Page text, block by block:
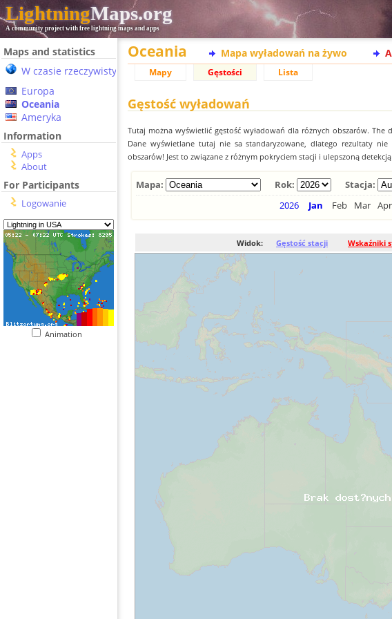
LightningMaps.org
A community project with free lightning maps and apps
Maps and statistics
W czasie rzeczywistym
Europa
Oceania
Ameryka
Information
Apps
About
For Participants
Logowanie
Animation
Oceania Mapa wyładowań na żywo
Mapy Gęstości Lista
Gęstość wyładowań
Tutaj można wyświetlić gęstość wyładowań dla różnych obszarów.
Dane wyświetlane tutaj nie sa standaryzowane, dlatego rezultaty
obszarów! Jest to związane z różnym pokryciem stacji i ulepszoną
Mapa: Rok:
Stacja:
2026
Jan Feb Mar Apr
Widok: Gęstość stacji Wskaźniki